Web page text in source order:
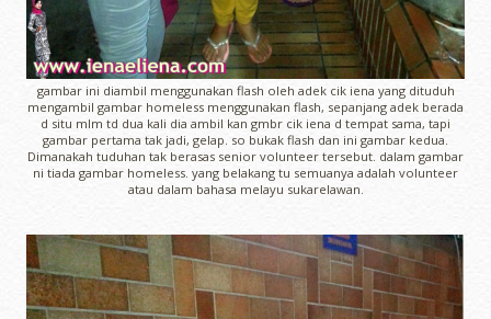
gambar ini diambil menggunakan flash oleh adek cik iena yang dituduh
mengambil gambar homeless menggunakan flash, sepanjang adek berada
d situ mlm td dua kali dia ambil kan gmbr cik iena d tempat sama, tapi
gambar pertama tak jadi, gelap. so bukak flash dan ini gambar kedua.
Dimanakah tuduhan tak berasas senior volunteer tersebut. dalam gambar
ni tiada gambar homeless. yang belakang tu semuanya adalah volunteer
atau dalam bahasa melayu sukarelawan.